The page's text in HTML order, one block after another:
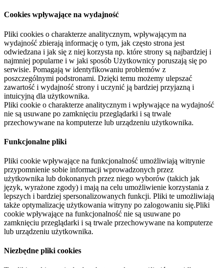
Cookies wpływające na wydajność
Pliki cookies o charakterze analitycznym, wpływającym na
wydajność zbierają informację o tym, jak często strona jest
odwiedzana i jak się z niej korzysta np. które strony są najbardziej i
najmniej popularne i w jaki sposób Użytkownicy poruszają się po
serwisie. Pomagają w identyfikowaniu problemów z
poszczególnymi podstronami. Dzięki temu możemy ulepszać
zawartość i wydajność strony i uczynić ją bardziej przyjazną i
intuicyjną dla użytkownika.
Pliki cookie o charakterze analitycznym i wpływające na wydajność
nie są usuwane po zamknięciu przeglądarki i są trwale
przechowywane na komputerze lub urządzeniu użytkownika.
Funkcjonalne pliki
Pliki cookie wpływające na funkcjonalność umożliwiają witrynie
przypomnienie sobie informacji wprowadzonych przez
użytkownika lub dokonanych przez niego wyborów (takich jak
język, wyrażone zgody) i mają na celu umożliwienie korzystania z
lepszych i bardziej spersonalizowanych funkcji. Pliki te umożliwiają
także optymalizację użytkowania witryny po zalogowaniu się.Pliki
cookie wpływające na funkcjonalność nie są usuwane po
zamknięciu przeglądarki i są trwale przechowywane na komputerze
lub urządzeniu użytkownika.
Niezbędne pliki cookies